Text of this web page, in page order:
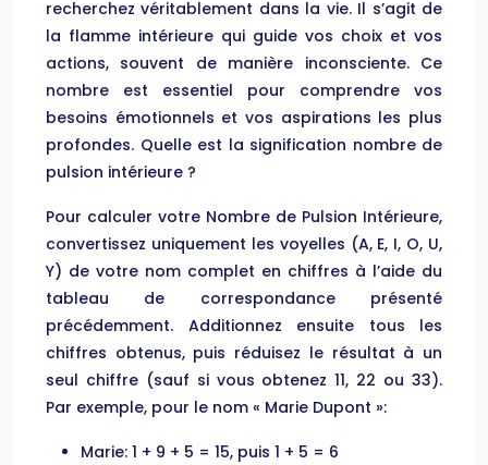
recherchez véritablement dans la vie. Il s’agit de
la flamme intérieure qui guide vos choix et vos
actions, souvent de manière inconsciente. Ce
nombre est essentiel pour comprendre vos
besoins émotionnels et vos aspirations les plus
profondes. Quelle est la signification nombre de
pulsion intérieure ?
Pour calculer votre Nombre de Pulsion Intérieure,
convertissez uniquement les voyelles (A, E, I, O, U,
Y) de votre nom complet en chiffres à l’aide du
tableau de correspondance présenté
précédemment. Additionnez ensuite tous les
chiffres obtenus, puis réduisez le résultat à un
seul chiffre (sauf si vous obtenez 11, 22 ou 33).
Par exemple, pour le nom « Marie Dupont »:
Marie: 1 + 9 + 5 = 15, puis 1 + 5 = 6